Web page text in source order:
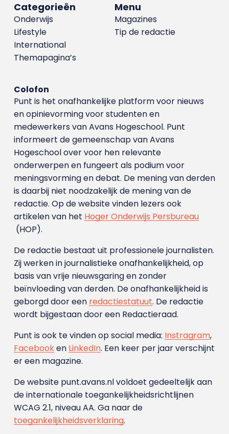
Menu
Magazines
Tip de redactie
Categorieën
Onderwijs
Lifestyle
International
Themapagina’s
Colofon
Punt is het onafhankelijke platform voor nieuws
en opinievorming voor studenten en
medewerkers van Avans Hoge­school. Punt
informeert de gemeenschap van Avans
Hogeschool over voor hen relevante
onderwerpen en fungeert als podium voor
meningsvorming en debat. De mening van derden
is daarbij niet noodzakelijk de mening van de
redactie. Op de website vinden lezers ook
artikelen van het Hoger Onderwijs Persbureau
(HOP).
De redactie bestaat uit professionele journalisten.
Zij werken in journalistieke onafhankelijkheid, op
basis van vrije nieuwsgaring en zonder
beïnvloeding van derden. De onafhankelijkheid is
geborgd door een redactiestatuut. De redactie
wordt bijgestaan door een Redactieraad.
Punt is ook te vinden op social media: Instragram,
Facebooken LinkedIn. Een keer per jaar verschijnt
er een magazine.
De website punt.avans.nl voldoet gedeeltelijk aan
de internationale toegankelijkheidsrichtlijnen
WCAG 2.1, niveau AA. Ga naar de
toegankelijkheidsverklaring.